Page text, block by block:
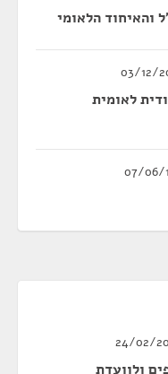
והאיחוד הלאומי
לאומית
ולוועדת